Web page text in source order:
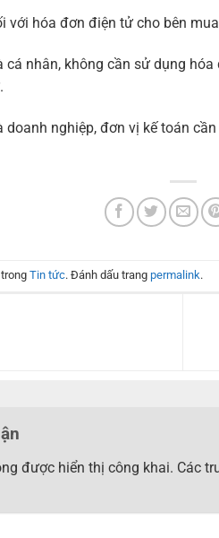
với hóa đơn điện tử cho bên
nhân, không cần sử dụng
nghiệp, đơn vị kế toán
Tin tức. Đánh dấu trang permalink.
được hiển thị công khai. Các